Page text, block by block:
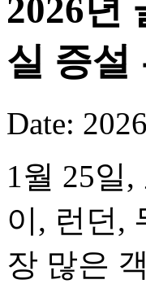
2026년
실 증설
Date:
1월 25일
이, 런던,
장 많은